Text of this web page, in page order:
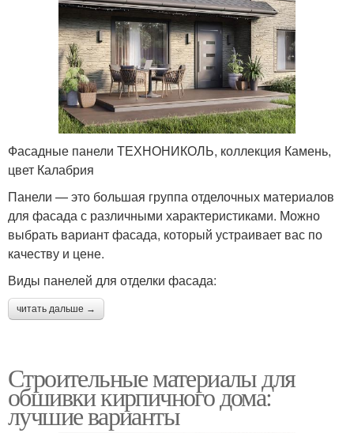
Фасадные панели ТЕХНОНИКОЛЬ, коллекция Камень,
цвет Калабрия
Панели — это большая группа отделочных материалов
для фасада с различными характеристиками. Можно
выбрать вариант фасада, который устраивает вас по
качеству и цене.
Виды панелей для отделки фасада:
читать дальше →
Строительные материалы для
обшивки кирпичного дома:
лучшие варианты